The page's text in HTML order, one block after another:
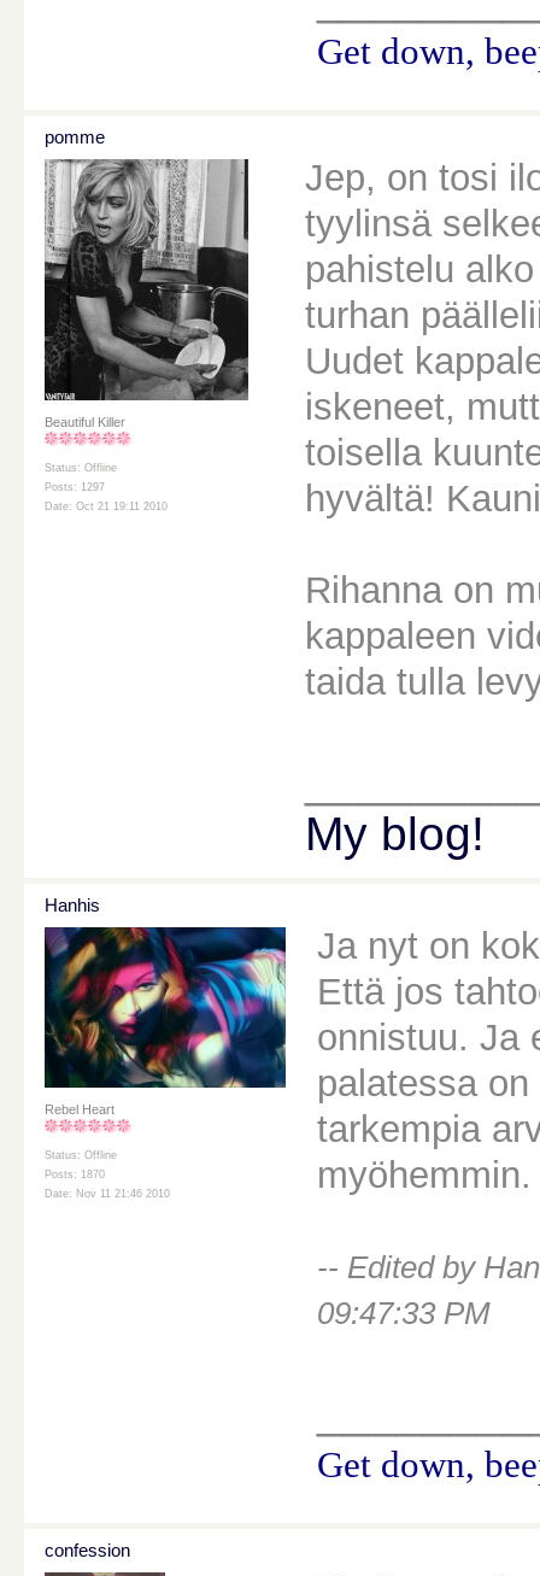
Get down,
pomme
Beautiful Killer
Status: Offline
Posts: 1297
Date: Oct 21 19:11 2010
Jep, on tosi
tyylinsä
pahistelu
turhan
Uudet
iskeneet,
toisella
hyvältä!
Rihanna on
kappaleen
taida tulla
My blog!
Hanhis
Rebel Heart
Status: Offline
Posts: 1870
Date: Nov 11 21:46 2010
Ja nyt on
Että jos
onnistuu. Ja
palatessa
tarkempia
-- Edited by
09:47:33 PM
Get down,
confession